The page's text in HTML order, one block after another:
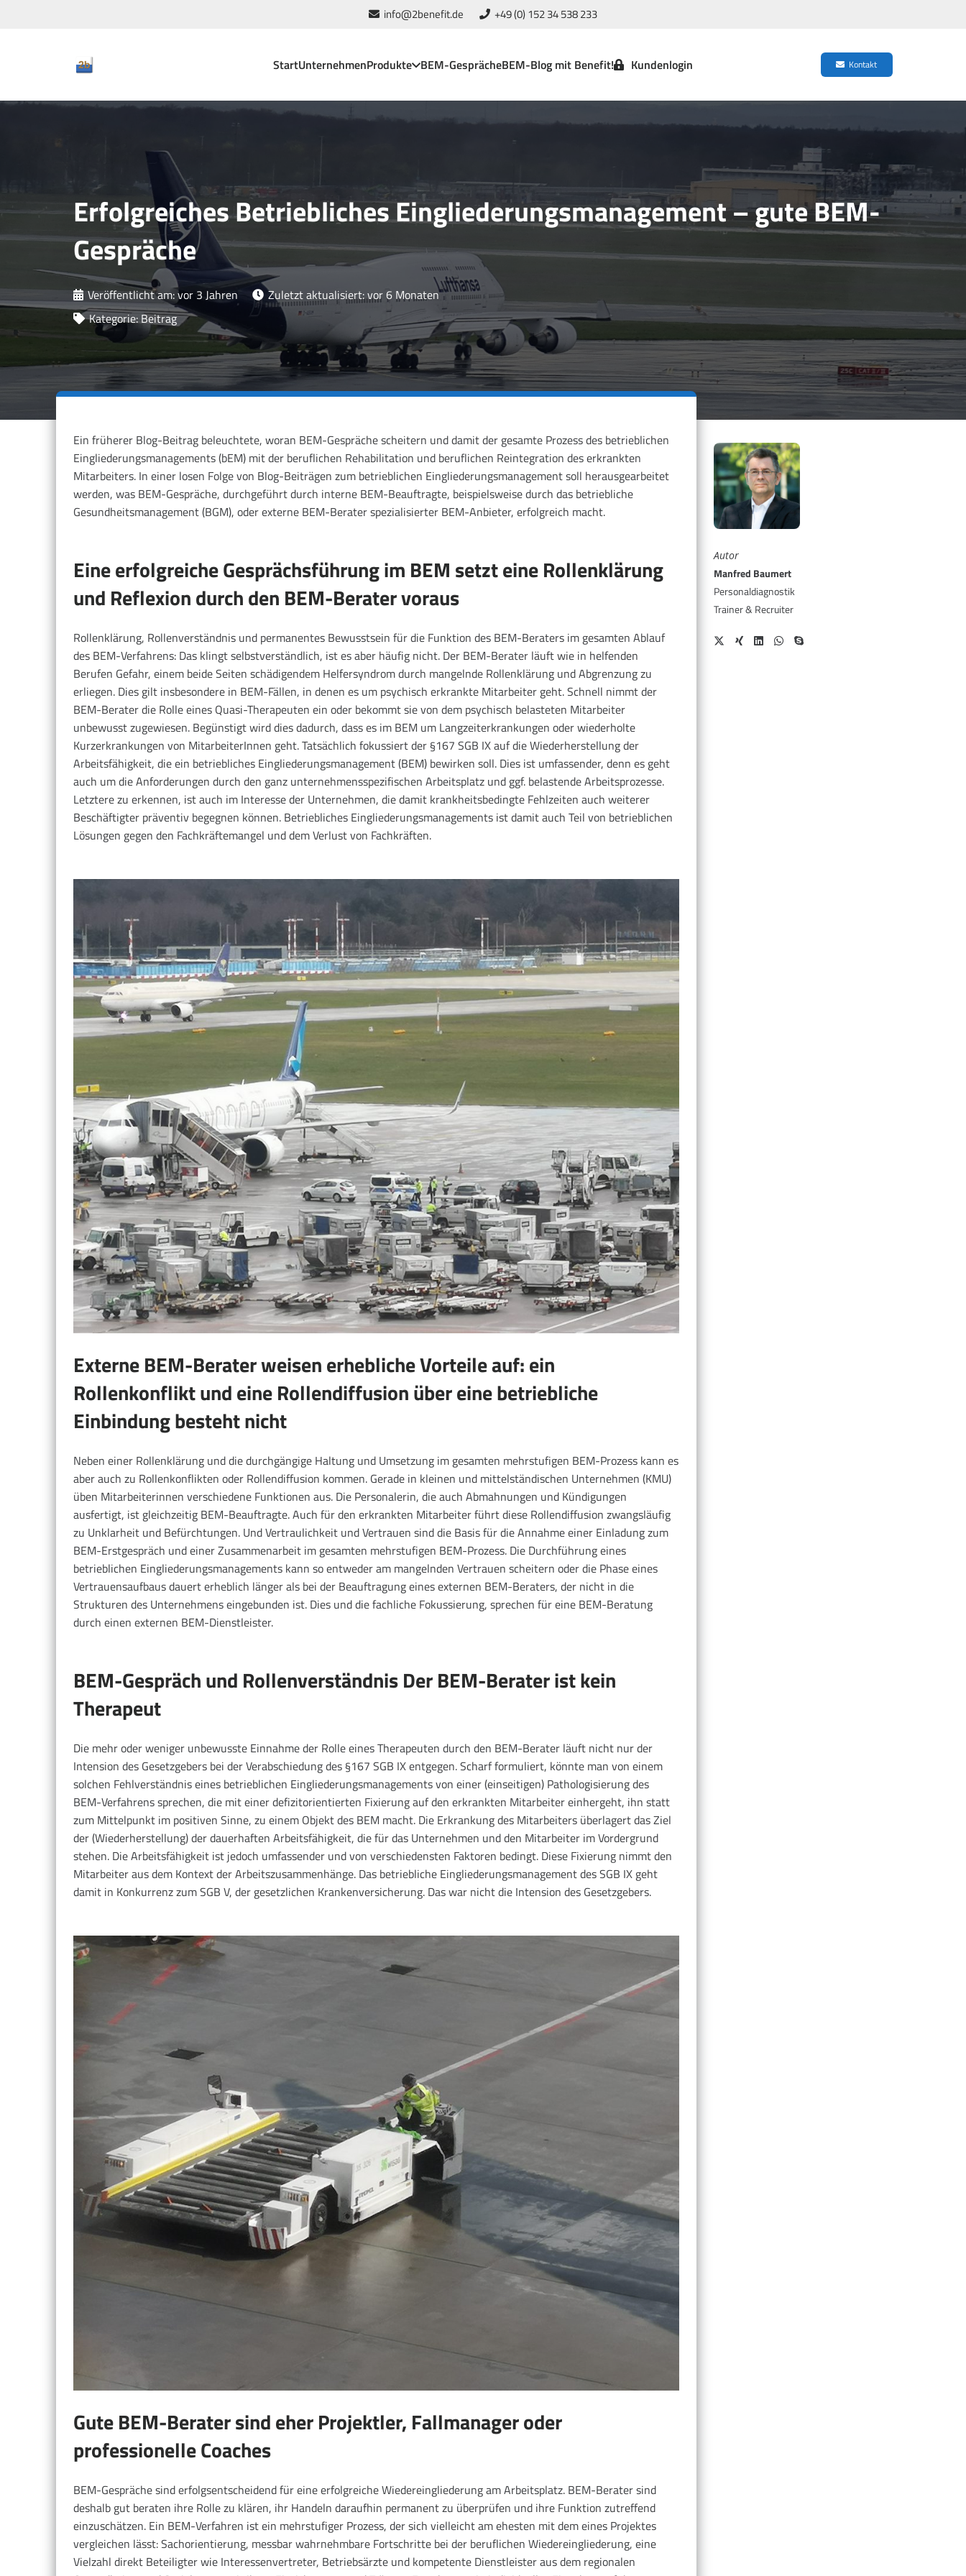
info@2benefit.de +49 (0) 152 34 538 233
StartUnternehmenProdukte BEM-GesprächeBEM-Blog mit Benefit! Kundenlogin Kontakt
Erfolgreiches Betriebliches Eingliederungsmanagement – gute BEM-
Gespräche
Veröffentlicht am:vor 3 Jahren Zuletzt aktualisiert:vor 6 Monaten
Kategorie: Beitrag
Ein früherer Blog-Beitrag beleuchtete, woran BEM-Gespräche scheitern und damit der gesamte Prozess des betrieblichen
Eingliederungsmanagements (bEM) mit der beruflichen Rehabilitation und beruflichen Reintegration des erkrankten
Mitarbeiters. In einer losen Folge von Blog-Beiträgen zum betrieblichen Eingliederungsmanagement soll herausgearbeitet
werden, was BEM-Gespräche, durchgeführt durch interne BEM-Beauftragte, beispielsweise durch das betriebliche
Gesundheitsmanagement (BGM), oder externe BEM-Berater spezialisierter BEM-Anbieter, erfolgreich macht.
Eine erfolgreiche Gesprächsführung im BEM setzt eine Rollenklärung
und Reflexion durch den BEM-Berater voraus
Rollenklärung, Rollenverständnis und permanentes Bewusstsein für die Funktion des BEM-Beraters im gesamten Ablauf
des BEM-Verfahrens: Das klingt selbstverständlich, ist es aber häufig nicht. Der BEM-Berater läuft wie in helfenden
Berufen Gefahr, einem beide Seiten schädigendem Helfersyndrom durch mangelnde Rollenklärung und Abgrenzung zu
erliegen. Dies gilt insbesondere in BEM-Fällen, in denen es um psychisch erkrankte Mitarbeiter geht. Schnell nimmt der
BEM-Berater die Rolle eines Quasi-Therapeuten ein oder bekommt sie von dem psychisch belasteten Mitarbeiter
unbewusst zugewiesen. Begünstigt wird dies dadurch, dass es im BEM um Langzeiterkrankungen oder wiederholte
Kurzerkrankungen von MitarbeiterInnen geht. Tatsächlich fokussiert der §167 SGB IX auf die Wiederherstellung der
Arbeitsfähigkeit, die ein betriebliches Eingliederungsmanagement (BEM) bewirken soll. Dies ist umfassender, denn es geht
auch um die Anforderungen durch den ganz unternehmensspezifischen Arbeitsplatz und ggf. belastende Arbeitsprozesse.
Letztere zu erkennen, ist auch im Interesse der Unternehmen, die damit krankheitsbedingte Fehlzeiten auch weiterer
Beschäftigter präventiv begegnen können. Betriebliches Eingliederungsmanagements ist damit auch Teil von betrieblichen
Lösungen gegen den Fachkräftemangel und dem Verlust von Fachkräften.
Externe BEM-Berater weisen erhebliche Vorteile auf: ein
Rollenkonflikt und eine Rollendiffusion über eine betriebliche
Einbindung besteht nicht
Neben einer Rollenklärung und die durchgängige Haltung und Umsetzung im gesamten mehrstufigen BEM-Prozess kann es
aber auch zu Rollenkonflikten oder Rollendiffusion kommen. Gerade in kleinen und mittelständischen Unternehmen (KMU)
üben Mitarbeiterinnen verschiedene Funktionen aus. Die Personalerin, die auch Abmahnungen und Kündigungen
ausfertigt, ist gleichzeitig BEM-Beauftragte. Auch für den erkrankten Mitarbeiter führt diese Rollendiffusion zwangsläufig
zu Unklarheit und Befürchtungen. Und Vertraulichkeit und Vertrauen sind die Basis für die Annahme einer Einladung zum
BEM-Erstgespräch und einer Zusammenarbeit im gesamten mehrstufigen BEM-Prozess. Die Durchführung eines
betrieblichen Eingliederungsmanagements kann so entweder am mangelnden Vertrauen scheitern oder die Phase eines
Vertrauensaufbaus dauert erheblich länger als bei der Beauftragung eines externen BEM-Beraters, der nicht in die
Strukturen des Unternehmens eingebunden ist. Dies und die fachliche Fokussierung, sprechen für eine BEM-Beratung
durch einen externen BEM-Dienstleister.
BEM-Gespräch und Rollenverständnis Der BEM-Berater ist kein
Therapeut
Die mehr oder weniger unbewusste Einnahme der Rolle eines Therapeuten durch den BEM-Berater läuft nicht nur der
Intension des Gesetzgebers bei der Verabschiedung des §167 SGB IX entgegen. Scharf formuliert, könnte man von einem
solchen Fehlverständnis eines betrieblichen Eingliederungsmanagements von einer (einseitigen) Pathologisierung des
BEM-Verfahrens sprechen, die mit einer defizitorientierten Fixierung auf den erkrankten Mitarbeiter einhergeht, ihn statt
zum Mittelpunkt im positiven Sinne, zu einem Objekt des BEM macht. Die Erkrankung des Mitarbeiters überlagert das Ziel
der (Wiederherstellung) der dauerhaften Arbeitsfähigkeit, die für das Unternehmen und den Mitarbeiter im Vordergrund
stehen. Die Arbeitsfähigkeit ist jedoch umfassender und von verschiedensten Faktoren bedingt. Diese Fixierung nimmt den
Mitarbeiter aus dem Kontext der Arbeitszusammenhänge. Das betriebliche Eingliederungsmanagement des SGB IX geht
damit in Konkurrenz zum SGB V, der gesetzlichen Krankenversicherung. Das war nicht die Intension des Gesetzgebers.
Gute BEM-Berater sind eher Projektler, Fallmanager oder
professionelle Coaches
BEM-Gespräche sind erfolgsentscheidend für eine erfolgreiche Wiedereingliederung am Arbeitsplatz. BEM-Berater sind
deshalb gut beraten ihre Rolle zu klären, ihr Handeln daraufhin permanent zu überprüfen und ihre Funktion zutreffend
einzuschätzen. Ein BEM-Verfahren ist ein mehrstufiger Prozess, der sich vielleicht am ehesten mit dem eines Projektes
vergleichen lässt: Sachorientierung, messbar wahrnehmbare Fortschritte bei der beruflichen Wiedereingliederung, eine
Vielzahl direkt Beteiligter wie Interessenvertreter, Betriebsärzte und kompetente Dienstleister aus dem regionalen
Autor
Manfred Baumert
Personaldiagnostik
Trainer & Recruiter